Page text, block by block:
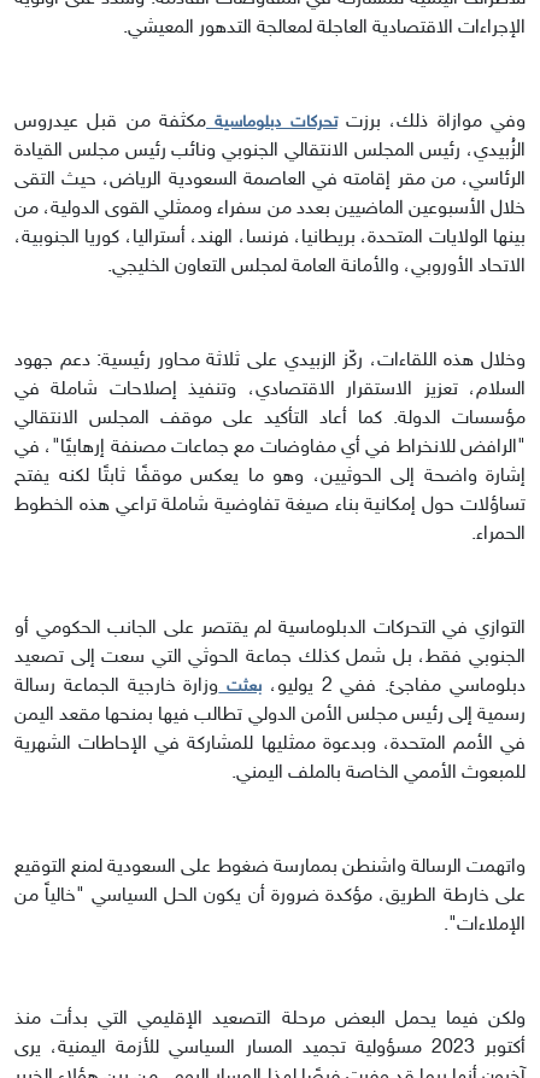
الإجراءات الاقتصادية العاجلة لمعالجة التدهور المعيشي.
وفي موازاة ذلك، برزتتحركات دبلوماسية مكثفة من قبل عيدروس
الزُبيدي، رئيس المجلس الانتقالي الجنوبي ونائب رئيس مجلس القيادة
الرئاسي، من مقر إقامته في العاصمة السعودية الرياض، حيث التقى
خلال الأسبوعين الماضيين بعدد من سفراء وممثلي القوى الدولية، من
بينها الولايات المتحدة، بريطانيا، فرنسا، الهند، أستراليا، كوريا الجنوبية،
الاتحاد الأوروبي، والأمانة العامة لمجلس التعاون الخليجي.
وخلال هذه اللقاءات، ركّز الزبيدي على ثلاثة محاور رئيسية: دعم جهود
السلام، تعزيز الاستقرار الاقتصادي، وتنفيذ إصلاحات شاملة في
مؤسسات الدولة. كما أعاد التأكيد على موقف المجلس الانتقالي
"الرافض للانخراط في أي مفاوضات مع جماعات مصنفة إرهابيًا"، في
إشارة واضحة إلى الحوثيين، وهو ما يعكس موقفًا ثابتًا لكنه يفتح
تساؤلات حول إمكانية بناء صيغة تفاوضية شاملة تراعي هذه الخطوط
الحمراء.
التوازي في التحركات الدبلوماسية لم يقتصر على الجانب الحكومي أو
الجنوبي فقط، بل شمل كذلك جماعة الحوثي التي سعت إلى تصعيد
دبلوماسي مفاجئ. ففي 2 يوليو،
بعثت وزارة خارجية الجماعة رسالة
رسمية إلى رئيس مجلس الأمن الدولي تطالب فيها بمنحها مقعد اليمن
في الأمم المتحدة، وبدعوة ممثليها للمشاركة في الإحاطات الشهرية
للمبعوث الأممي الخاصة بالملف اليمني.
واتهمت الرسالة واشنطن بممارسة ضغوط على السعودية لمنع التوقيع
على خارطة الطريق، مؤكدة ضرورة أن يكون الحل السياسي "خالياً من
الإملاءات".
ولكن فيما يحمل البعض مرحلة التصعيد الإقليمي التي بدأت منذ
أكتوبر 2023 مسؤولية تجميد المسار السياسي للأزمة اليمنية، يرى